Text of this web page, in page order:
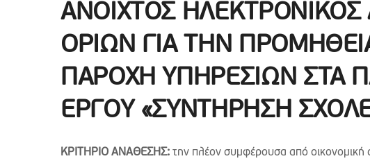
ΑΝΟΙΧΤΟΣ
ΟΡΙΩΝ ΓΙΑ ΤΗΝ
ΠΑΡΟΧΗ ΥΠΗΡΕΣΙΩΝ ΣΤΑ
ΕΡΓΟΥ «ΣΥΝΤΗΡΗΣΗ
ΚΡΙΤΗΡΙΟ ΑΝΑΘΕΣΗΣ: την πλέον συμφέρουσα από οικονομική